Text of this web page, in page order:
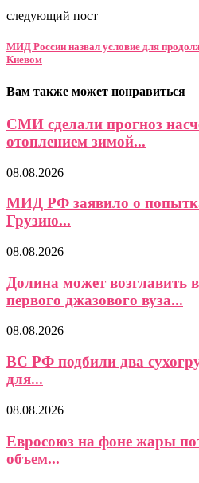
следующий пост
МИД России назвал условие для
Киевом
Вам также может понравиться
СМИ сделали прогноз
отоплением зимой...
08.08.2026
МИД РФ заявило о
Грузию...
08.08.2026
Долина может возглавить
первого джазового вуза...
08.08.2026
ВС РФ подбили два
для...
08.08.2026
Евросоюз на фоне жары
объем...